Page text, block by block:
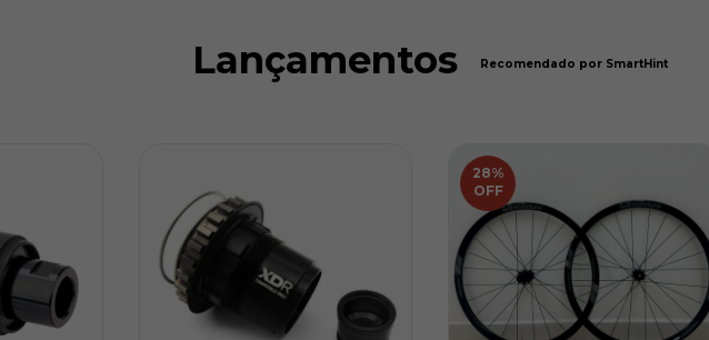
Lançamentos Recomendado por SmartHint
28%
OFF